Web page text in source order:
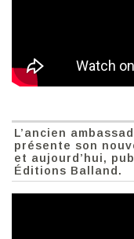
L’ancien
présente son
et aujourd’hui,
Éditions Balland.